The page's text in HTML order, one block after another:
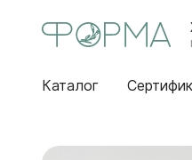
Каталог